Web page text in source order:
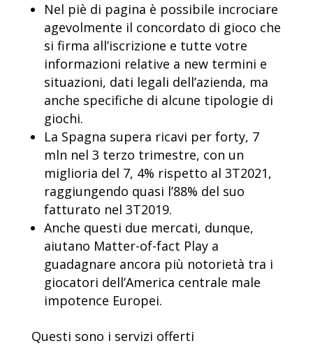
Nel piè di pagina è possibile incrociare
agevolmente il concordato di gioco che
si firma all’iscrizione e tutte votre
informazioni relative a new termini e
situazioni, dati legali dell’azienda, ma
anche specifiche di alcune tipologie di
giochi.
La Spagna supera ricavi per forty, 7
mln nel 3 terzo trimestre, con un
miglioria del 7, 4% rispetto al 3T2021,
raggiungendo quasi l’88% del suo
fatturato nel 3T2019.
Anche questi due mercati, dunque,
aiutano Matter-of-fact Play a
guadagnare ancora più notorietà tra i
giocatori dell’America centrale male
impotence Europei.
Questi sono i servizi offerti